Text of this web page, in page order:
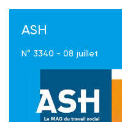
ASH
N° 3340 - 08 juillet